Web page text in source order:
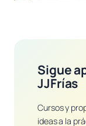
Sigue
JJFrías
Cursos y
ideas a la